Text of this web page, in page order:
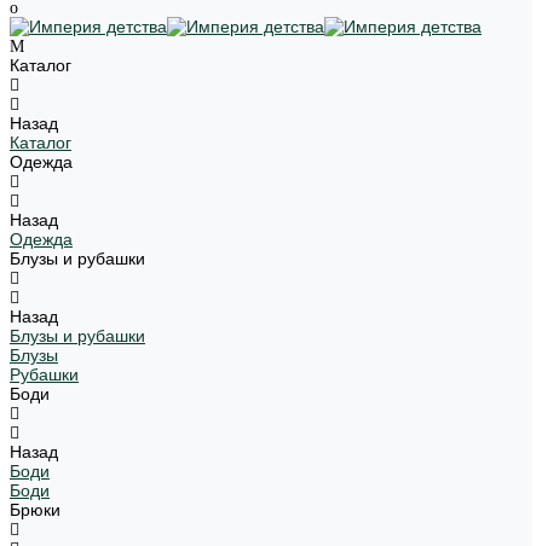
Каталог
Назад
Каталог
Одежда
Назад
Одежда
Блузы и рубашки
Назад
Блузы и рубашки
Блузы
Рубашки
Боди
Назад
Боди
Боди
Брюки